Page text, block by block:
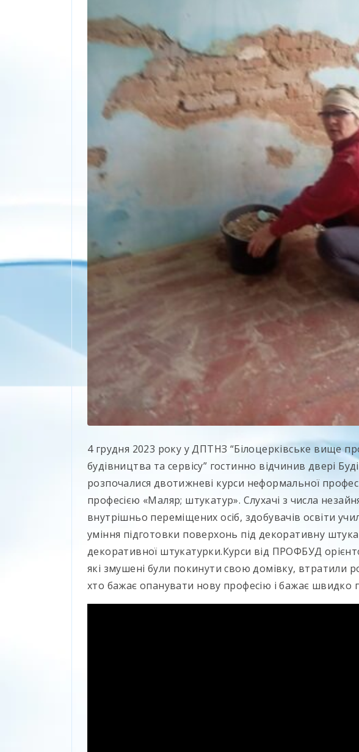
4 грудня 2023 року у ДПТНЗ “Білоцерківське вище
будівництва та сервісу” гостинно відчинив двері
розпочалися двотижневі курси неформальної
професією «Маляр; штукатур». Слухачі з числа
внутрішньо переміщених осіб, здобувачів освіти
уміння підготовки поверхонь під декоративну
декоративної штукатурки.Курси від ПРОФБУД
які змушені були покинути свою домівку, втратили
хто бажає опанувати нову професію і бажає швидко